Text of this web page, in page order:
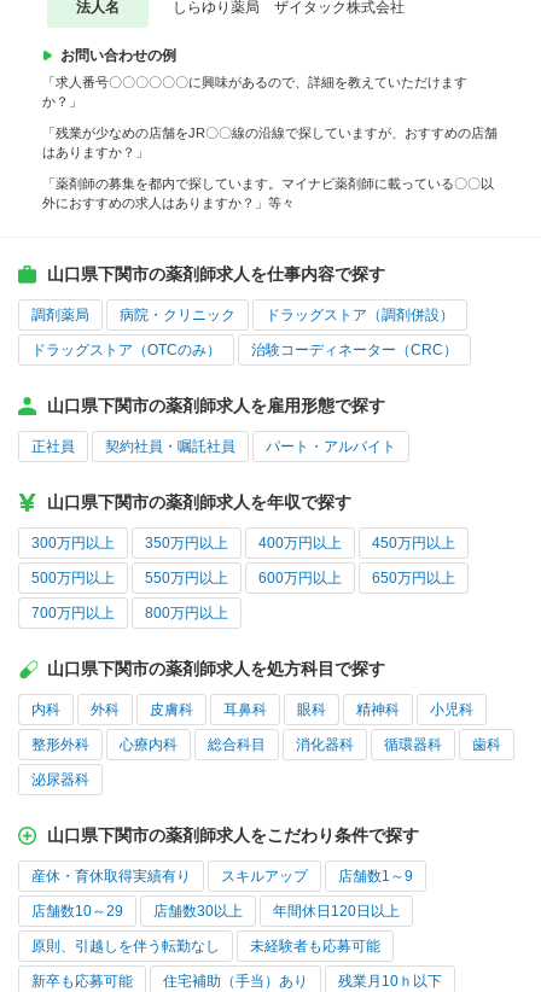
法人名 しらゆり薬局 ザイタック株式会社
お問い合わせの例
「求人番号〇〇〇〇〇〇に興味があるので、詳細を教えていただけます
か？」
「残業が少なめの店舗をJR〇〇線の沿線で探していますが、おすすめの店舗
はありますか？」
「薬剤師の募集を都内で探しています。マイナビ薬剤師に載っている〇〇以
外におすすめの求人はありますか？」等々
山口県下関市の薬剤師求人を仕事内容で探す
調剤薬局 病院・クリニック ドラッグストア（調剤併設）
ドラッグストア（OTCのみ） 治験コーディネーター（CRC）
山口県下関市の薬剤師求人を雇用形態で探す
正社員 契約社員・嘱託社員 パート・アルバイト
山口県下関市の薬剤師求人を年収で探す
300万円以上 350万円以上 400万円以上 450万円以上
500万円以上 550万円以上 600万円以上 650万円以上
700万円以上 800万円以上
山口県下関市の薬剤師求人を処方科目で探す
内科 外科 皮膚科 耳鼻科 眼科 精神科 小児科
整形外科 心療内科 総合科目 消化器科 循環器科 歯科
泌尿器科
山口県下関市の薬剤師求人をこだわり条件で探す
産休・育休取得実績有り スキルアップ 店舗数1～9
店舗数10～29 店舗数30以上 年間休日120日以上
原則、引越しを伴う転勤なし 未経験者も応募可能
新卒も応募可能 住宅補助（手当）あり 残業月10ｈ以下